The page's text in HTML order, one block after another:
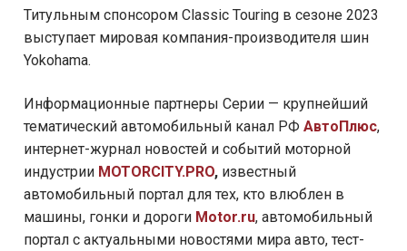
Титульным спонсором Classic Touring в сезоне 2023
выступает мировая компания-производителя шин
Yokohama.
Информационные партнеры Серии — крупнейший
тематический автомобильный канал РФ АвтоПлюс,
интернет-журнал новостей и событий моторной
индустрии MOTORCITY.PRO, известный
автомобильный портал для тех, кто влюблен в
машины, гонки и дороги Motor.ru, автомобильный
портал с актуальными новостями мира авто, тест-